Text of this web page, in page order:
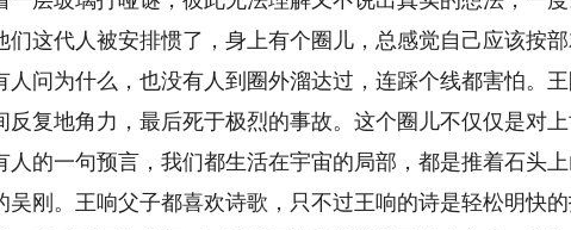
们这代人被安排惯了，身上有个圈儿，总感觉自己应该按部
人问为什么，也没有人到圈外溜达过，连踩个线都害怕。
反复地角力，最后死于极烈的事故。这个圈儿不仅仅是对
人的一句预言，我们都生活在宇宙的局部，都是推着石头
吴刚。王响父子都喜欢诗歌，只不过王响的诗是轻松明快